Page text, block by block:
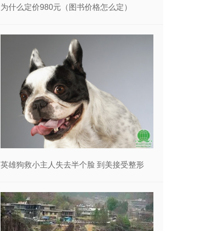
为什么定价980元（图书价格怎么定）
英雄狗救小主人失去半个脸 到美接受整形